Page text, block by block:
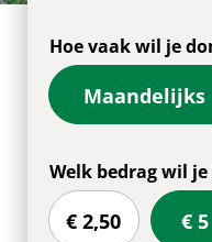
Hoe vaak wil je
Maandelijks
Welk bedrag wil
€ 2,50 € 5